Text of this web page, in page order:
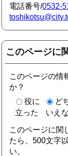
電話番号/0532-
このページに
このページの情
か？
役に
立った
ど
いえ
このページに関
たら、500文字
い。